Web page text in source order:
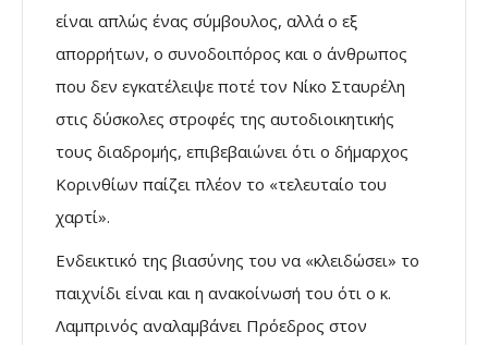
είναι απλώς ένας σύμβουλος, αλλά ο εξ
απορρήτων, ο συνοδοιπόρος και ο άνθρωπος
που δεν εγκατέλειψε ποτέ τον Νίκο Σταυρέλη
στις δύσκολες στροφές της αυτοδιοικητικής
τους διαδρομής, επιβεβαιώνει ότι ο δήμαρχος
Κορινθίων παίζει πλέον το «τελευταίο του
χαρτί».
Ενδεικτικό της βιασύνης του να «κλειδώσει» το
παιχνίδι είναι και η ανακοίνωσή του ότι ο κ.
Λαμπρινός αναλαμβάνει Πρόεδρος στον